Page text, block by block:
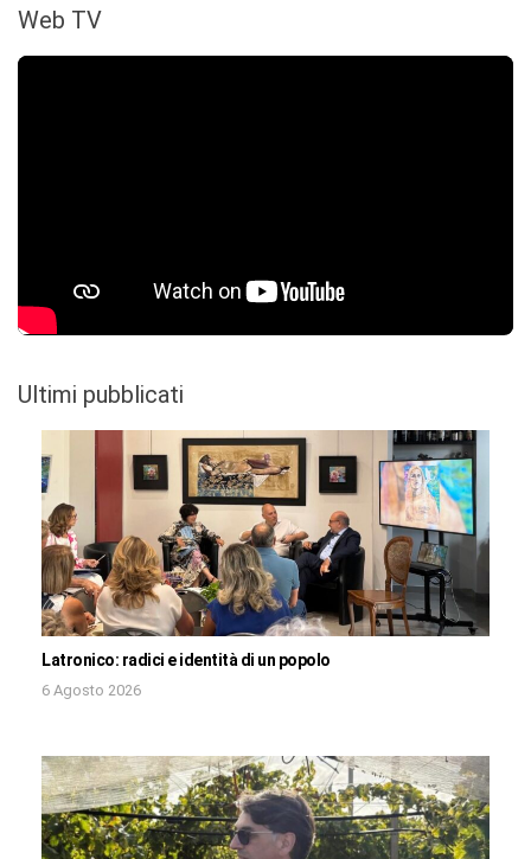
Web TV
Ultimi pubblicati
Latronico: radici e identità di un popolo
6 Agosto 2026